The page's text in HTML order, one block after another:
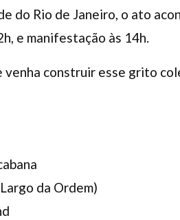
do Rio de Janeiro, o ato
e manifestação às 14h.
venha construir esse grito
da Ordem)